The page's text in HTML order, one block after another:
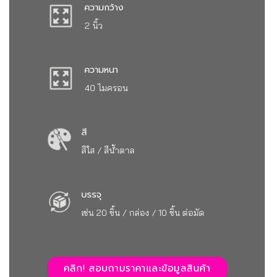
ความกว้าง
2 นิ้ว
ความหนา
40 ไมครอน
สี
สีใส / สีน้ำตาล
บรรจุ
เช่น 20 ขิ้น / กล่อง / 10 ชิ้น ต่อมัด
คลิก! สอบถามราคาและข้อมูลสินค้า